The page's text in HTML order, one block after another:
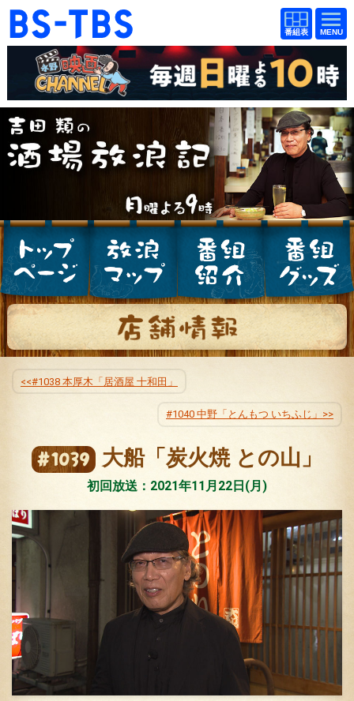
BS-TBS
番組
表
BS-TBS
番組
表
ドラマ 映画
紀行 報道
教養 スポーツ
音楽 エンタメ
ファンクラブ
検索
視聴方法 4K放送
イベント ショッピング
公式SNS プレゼント
ご意見・ご感想 会社情報
#1038 本厚木「居酒屋 十和田」
#1040 中野「とんもつ いちふじ」
#1039 大船「炭火焼 との山」
初回放送：2021年11月22日(月)